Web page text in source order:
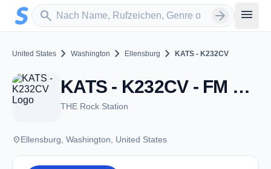
Zum Hauptinhalt springen
search
Sender suchen arrow_forward menu
United States chevron_right Washington chevron_right Ellensburg chevron_right KATS - K232CV
KATS - K232CV - FM 94.3 - Ellensburg, WA
THE Rock Station
placeEllensburg, Washington, United States